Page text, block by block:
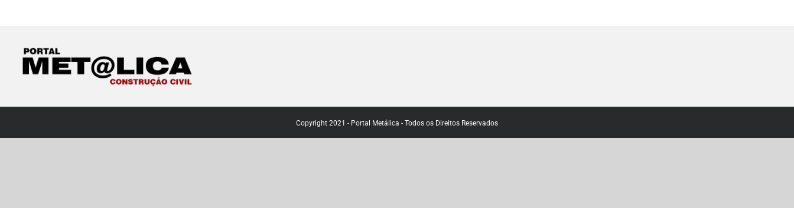
Copyright 2021 - Portal Metálica - Todos os Direitos Reservados